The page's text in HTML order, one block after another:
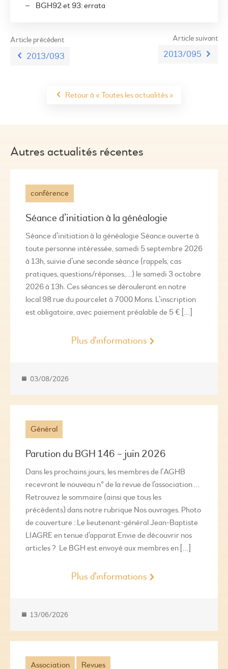
BGH92 et 93: errata
Article précédent
2013/093
Article suivant
2013/095
Retour à « Toutes les actualités »
Autres actualités récentes
conférence
Séance d’initiation à la généalogie
Séance d’initiation à la généalogie Séance ouverte à
toute personne intéressée, samedi 5 septembre 2026
à 13h, suivie d’une seconde séance (rappels, cas
pratiques, questions/réponses,…) le samedi 3 octobre
2026 à 13h. Ces séances se dérouleront en notre
local 98 rue du pourcelet à 7000 Mons. L’inscription
est obligatoire, avec paiement préalable de 5 € […]
Plus d'informations
03/08/2026
Général
Parution du BGH 146 – juin 2026
Dans les prochains jours, les membres de l’AGHB
recevront le nouveau n° de la revue de l’association …
Retrouvez le sommaire (ainsi que tous les
précédents) dans notre rubrique Nos ouvrages. Photo
de couverture : Le lieutenant-général Jean-Baptiste
LIAGRE en tenue d’apparat Envie de découvrir nos
articles ? Le BGH est envoyé aux membres en […]
Plus d'informations
13/06/2026
Association Revues